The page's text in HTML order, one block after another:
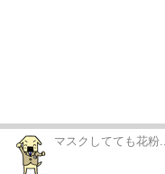
マスクしてても花粉...